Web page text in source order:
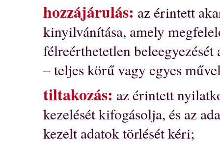
hozzájárulás: az érintett
kinyilvánítása, amely
félreérthetetlen
– teljes körű vagy egyes
tiltakozás: az érintett
kezelését kifogásolja, és az
kezelt adatok törlését kéri;